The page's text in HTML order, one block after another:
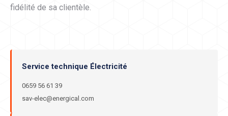
fidélité de sa clientèle.
Service technique Électricité
0659 56 61 39
sav-elec@energical.com